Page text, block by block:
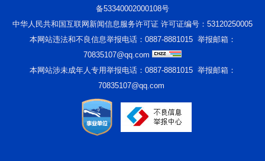
备53340002000108号
中华人民共和国互联网新闻信息服务许可证 许可证编号：53120250005
本网站违法和不良信息举报电话：0887-8881015 举报邮箱：
70835107@qq.com
本网站涉未成年人专用举报电话：0887-8881015 举报邮箱：
70835107@qq.com